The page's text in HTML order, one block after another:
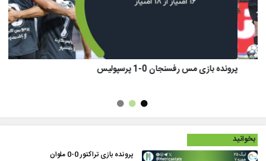
پرونده بازی تراکتور 1 (8)-(7) 1 پرسپولیس
بخوانید
پرونده بازی تراکتور 0-0 ملوان